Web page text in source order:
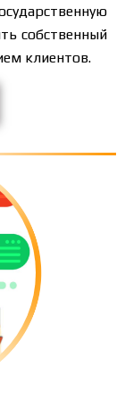
собственный
клиентов.